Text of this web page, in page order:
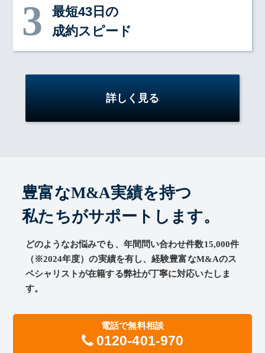
最短43日の
成約スピード
詳しく見る
豊富なM&A実績を持つ
私たちがサポートします。
どのようなお悩みでも、年間問い合わせ件数15,000件
（※2024年度）の実績を有し、経験豊富なM&Aのス
ペシャリストが在籍する弊社が丁寧に対応いたしま
す。
電話で無料相談
0120-401-970